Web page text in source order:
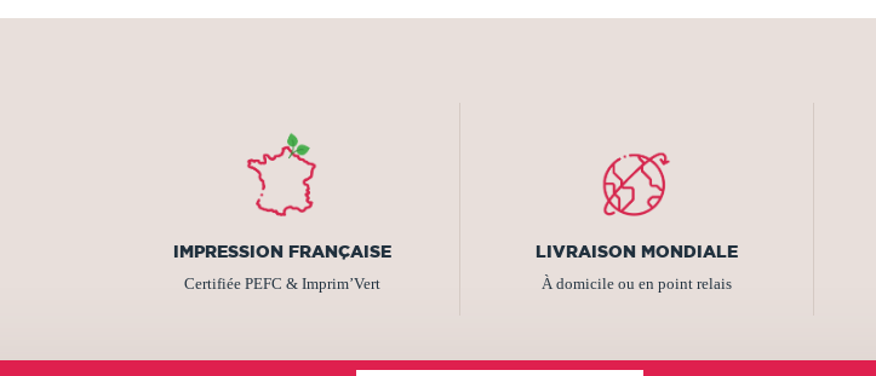
IMPRESSION FRANÇAISE
Certifiée PEFC & Imprim’Vert
LIVRAISON MONDIALE
À domicile ou en point relais